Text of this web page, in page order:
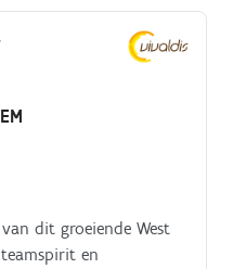
dit groeiende West
en